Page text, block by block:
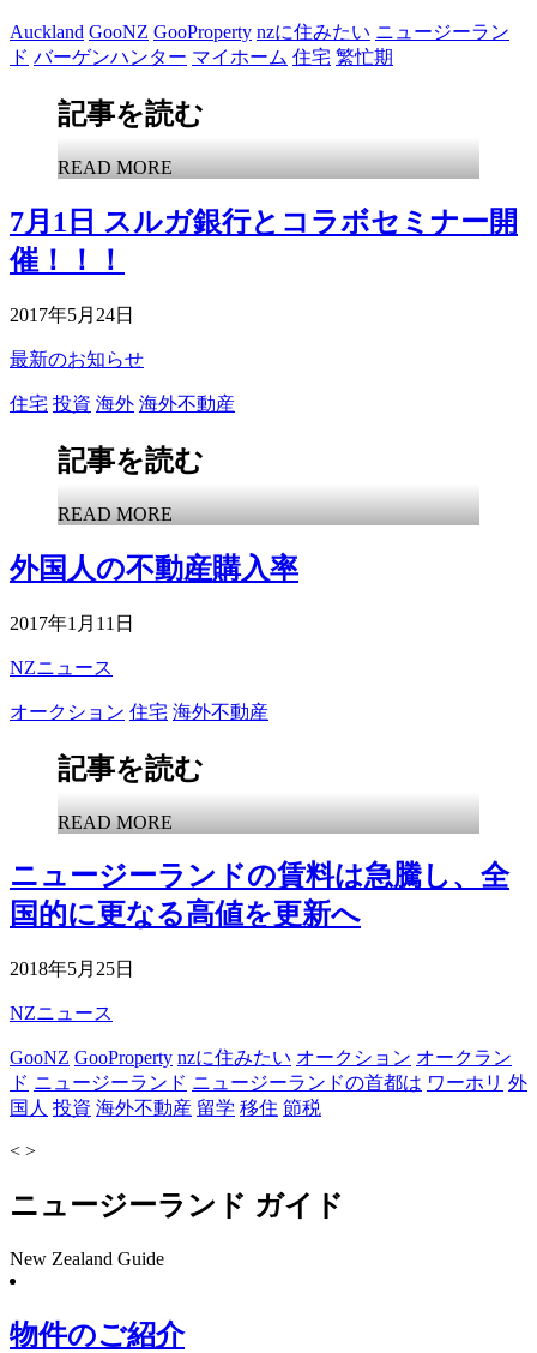
Auckland GooNZ GooProperty nzに住みたい ニュージーラン
ド バーゲンハンター マイホーム 住宅 繁忙期
記事を読む
READ MORE
7月1日 スルガ銀行とコラボセミナー開
催！！！
2017年5月24日
最新のお知らせ
住宅 投資 海外 海外不動産
記事を読む
READ MORE
外国人の不動産購入率
2017年1月11日
NZニュース
オークション 住宅 海外不動産
記事を読む
READ MORE
ニュージーランドの賃料は急騰し、全
国的に更なる高値を更新へ
2018年5月25日
NZニュース
GooNZ GooProperty nzに住みたい オークション オークラン
ド ニュージーランド ニュージーランドの首都は ワーホリ 外
国人 投資 海外不動産 留学 移住 節税
< >
ニュージーランド ガイド
New Zealand Guide
物件のご紹介